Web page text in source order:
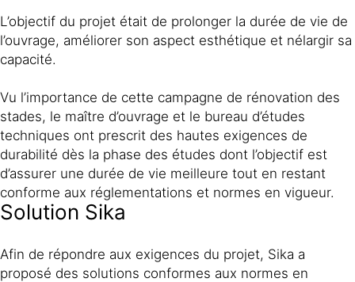
L’objectif du projet était de prolonger la durée de vie de
l’ouvrage, améliorer son aspect esthétique et nélargir sa
capacité.
Vu l’importance de cette campagne de rénovation des
stades, le maître d’ouvrage et le bureau d’études
techniques ont prescrit des hautes exigences de
durabilité dès la phase des études dont l’objectif est
d’assurer une durée de vie meilleure tout en restant
conforme aux réglementations et normes en vigueur.
Solution Sika
Afin de répondre aux exigences du projet, Sika a
proposé des solutions conformes aux normes en